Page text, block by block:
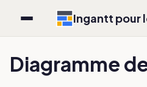
Ingantt pour
Diagramme